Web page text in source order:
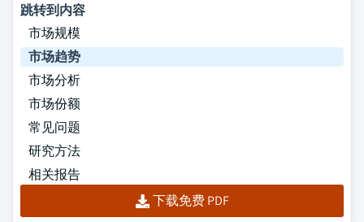
跳转到内容
市场规模
市场趋势
市场分析
市场份额
常见问题
研究方法
相关报告
下载免费 PDF